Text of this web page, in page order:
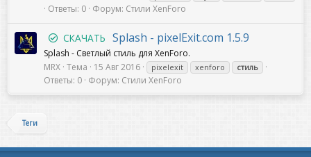
Ответы: 0 Форум: Стили XenForo
СКАЧАТЬ Splash - pixelExit.com 1.5.9
Splash - Светлый стиль для XenForo.
MRX Тема 15 Авг 2016 pixelexit xenforo стиль
Ответы: 0 Форум: Стили XenForo
Теги